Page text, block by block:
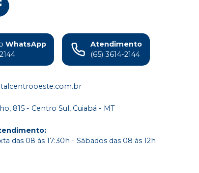
WhatsApp
Atendimento
(65) 3614-2144
815 - Centro Sul, Cuiabá - MT
:
das 08 às 17:30h - Sábados das 08 às 12h